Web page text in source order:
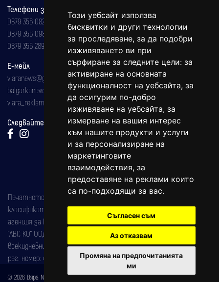
Този уебсайт използва
бисквитки и други технологии
за проследяване, за да подобри
изживяването ви при
сърфиране за следните цели: за
активиране на основната
функционалност на уебсайта, за
да осигурим по-добро
изживяване на уебсайта, за
измерване на вашия интерес
към нашите продукти и услуги
и за персонализиране на
маркетинговите
взаимодействия, за
предоставяне на реклами които
са по-подходящи за вас.
Съгласен съм
Аз отказвам
Промяна на предпочитанията
ми
Телефони за реклама и абонаменти
0879 356 082
0879 356 098
0879 356 289
Е-мейл
viaranews@gmail.com
balgarkanews@gmail.com
viara_reklama@mail.bg
Следвайте ни:
Печатното издание на вестника е регистрирано в националния
класификатор на печатните издания (Българска национална
агенция за ISSN) под номер: ISSN 1312-4722.
"АВС КО" ООД е притежател на марката: Вяра информационен
всекидневник на югозападна България, със свидетелство за марка
рег. номер: 47857/11.05.2004 година.
© 2026 Вяра News Всички права запазени!